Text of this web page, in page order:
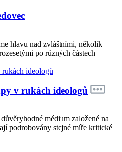
hlavu nad zvláštními, několik
po různých částech
v rukách ideologů
médium založené na
podrobovány stejné míře kritické